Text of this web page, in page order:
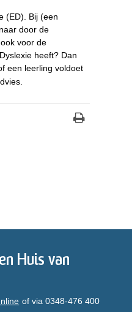
(ED). Bij (een
door de
voor de
heeft? Dan
een leerling voldoet
Huis van
of via 0348-476 400